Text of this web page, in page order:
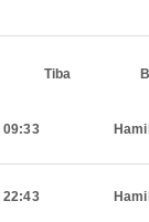
Tiba
09:33
22:43